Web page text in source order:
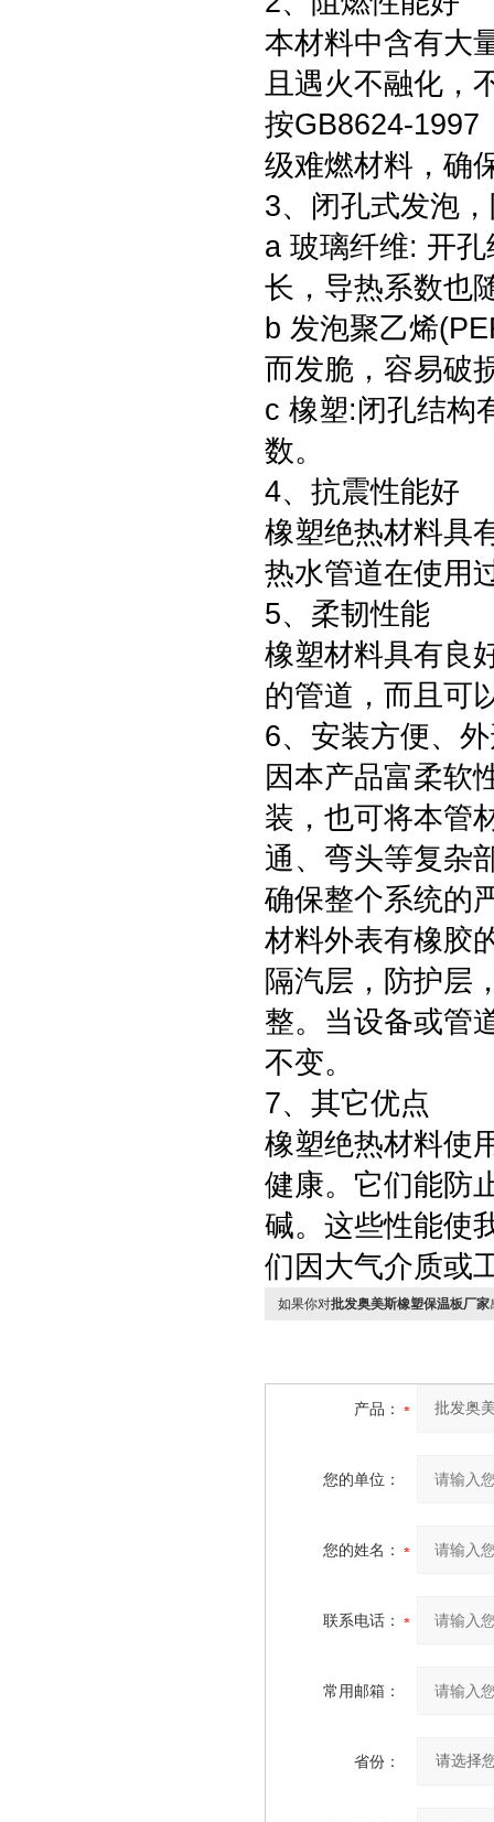
本材料中含有大
且遇火不融化，
按GB8624-1997
级难燃材料，确
3、闭孔式发泡
a 玻璃纤维: 开
长，导热系数也
b 发泡聚乙烯
而发脆，容易破
c 橡塑:闭孔结构
数。
4、抗震性能好
橡塑绝热材料具
热水管道在使用
5、柔韧性能
橡塑材料具有良
的管道，而且可
6、安装方便、
因本产品富柔软
装，也可将本管
通、弯头等复杂
确保整个系统的
材料外表有橡胶
隔汽层，防护层
整。当设备或管
不变。
7、其它优点
橡塑绝热材料使
健康。它们能防
碱。这些性能使
们因大气介质或
如果你对批发奥美斯橡塑保温板厂家
产品：
您的单位：
您的姓名：
联系电话：
常用邮箱：
省份：